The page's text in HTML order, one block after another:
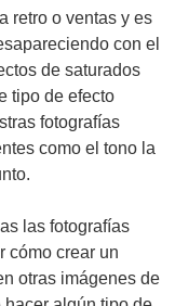
retro o ventas y es
con el
de saturados
tipo de efecto
fotografías
como el tono la
las fotografías
cómo crear un
otras imágenes de